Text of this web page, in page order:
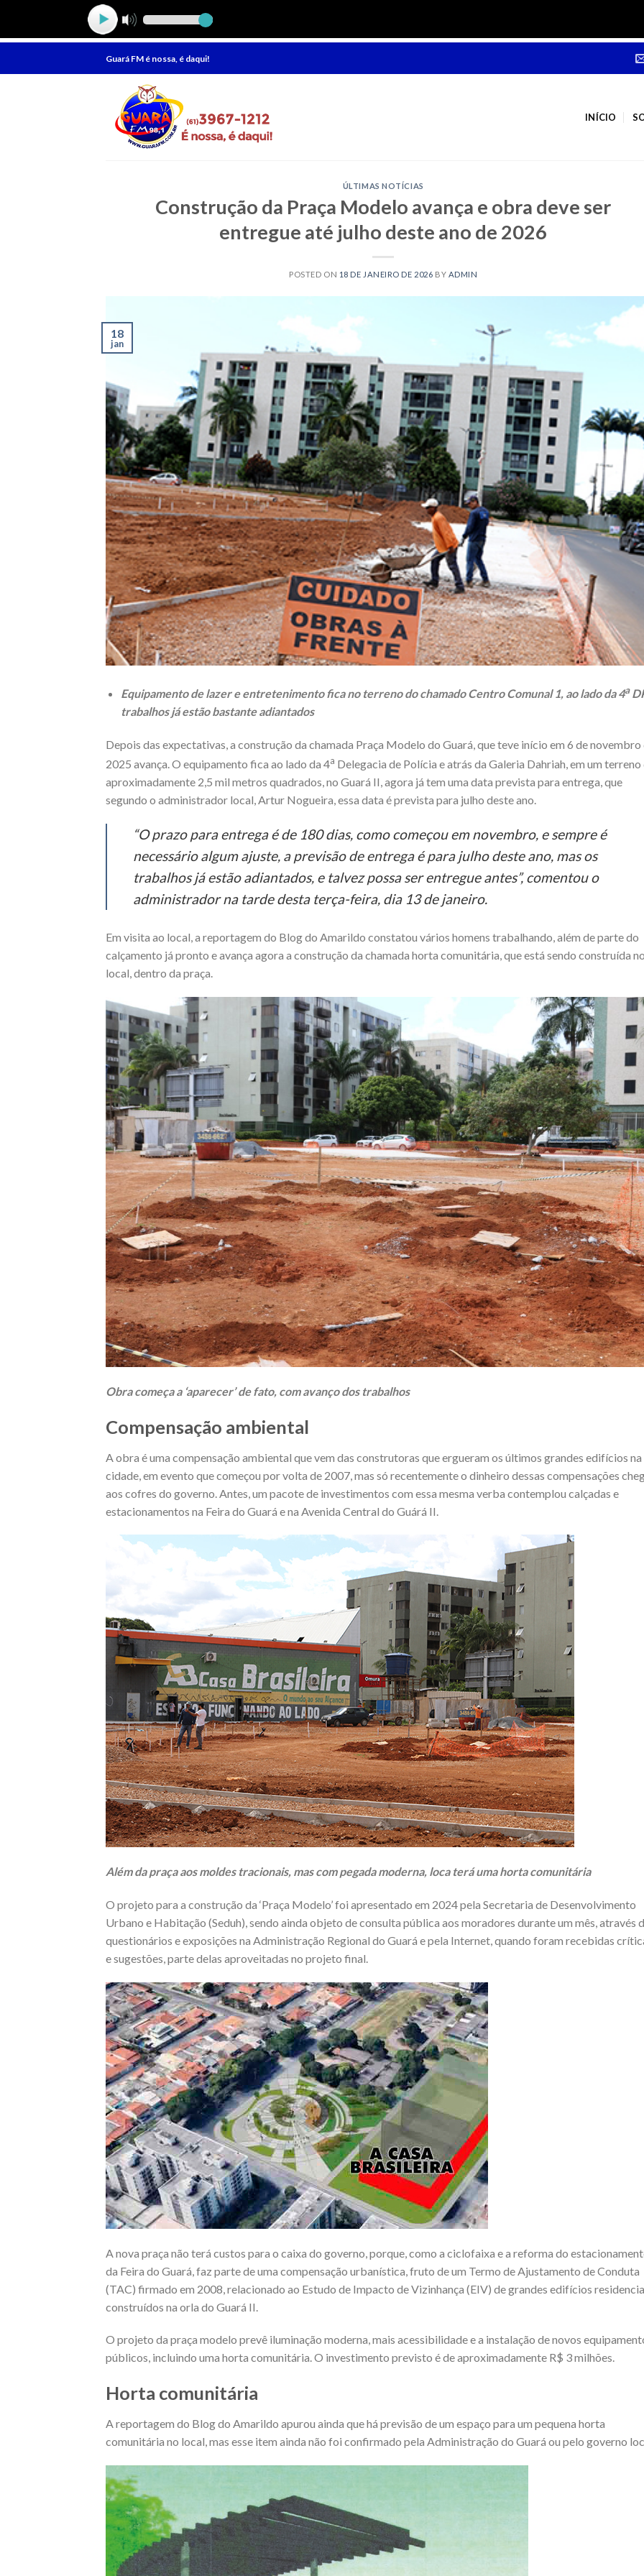
Guará FM é nossa, é daqui!
INÍCIO
ÚLTIMAS NOTÍCIAS
Construção da Praça Modelo avança e obra deve ser
entregue até julho deste ano de 2026
POSTED ON 18 DE JANEIRO DE 2026 BY ADMIN
18
jan
Equipamento de lazer e entretenimento fica no terreno do chamado Centro Comunal 1, ao lado da 4a
trabalhos já estão bastante adiantados
Depois das expectativas, a construção da chamada Praça Modelo do Guará, que teve início em 6 de novembro
2025 avança. O equipamento fica ao lado da 4a Delegacia de Polícia e atrás da Galeria Dahriah, em um terreno
aproximadamente 2,5 mil metros quadrados, no Guará II, agora já tem uma data prevista para entrega, que
segundo o administrador local, Artur Nogueira, essa data é prevista para julho deste ano.
“O prazo para entrega é de 180 dias, como começou em novembro, e sempre é
necessário algum ajuste, a previsão de entrega é para julho deste ano, mas os
trabalhos já estão adiantados, e talvez possa ser entregue antes”, comentou o
administrador na tarde desta terça-feira, dia 13 de janeiro.
Em visita ao local, a reportagem do Blog do Amarildo constatou vários homens trabalhando, além de parte do
calçamento já pronto e avança agora a construção da chamada horta comunitária, que está sendo construída
local, dentro da praça.
Obra começa a ‘aparecer’ de fato, com avanço dos trabalhos
Compensação ambiental
A obra é uma compensação ambiental que vem das construtoras que ergueram os últimos grandes edifícios na
cidade, em evento que começou por volta de 2007, mas só recentemente o dinheiro dessas compensações
aos cofres do governo. Antes, um pacote de investimentos com essa mesma verba contemplou calçadas e
estacionamentos na Feira do Guará e na Avenida Central do Guárá II.
Além da praça aos moldes tracionais, mas com pegada moderna, loca terá uma horta comunitária
O projeto para a construção da ‘Praça Modelo’ foi apresentado em 2024 pela Secretaria de Desenvolvimento
Urbano e Habitação (Seduh), sendo ainda objeto de consulta pública aos moradores durante um mês, através
questionários e exposições na Administração Regional do Guará e pela Internet, quando foram recebidas
e sugestões, parte delas aproveitadas no projeto final.
A nova praça não terá custos para o caixa do governo, porque, como a ciclofaixa e a reforma do
da Feira do Guará, faz parte de uma compensação urbanística, fruto de um Termo de Ajustamento de Conduta
(TAC) firmado em 2008, relacionado ao Estudo de Impacto de Vizinhança (EIV) de grandes edifícios
construídos na orla do Guará II.
O projeto da praça modelo prevê iluminação moderna, mais acessibilidade e a instalação de novos
públicos, incluindo uma horta comunitária. O investimento previsto é de aproximadamente R$ 3 milhões.
Horta comunitária
A reportagem do Blog do Amarildo apurou ainda que há previsão de um espaço para um pequena horta
comunitária no local, mas esse item ainda não foi confirmado pela Administração do Guará ou pelo governo